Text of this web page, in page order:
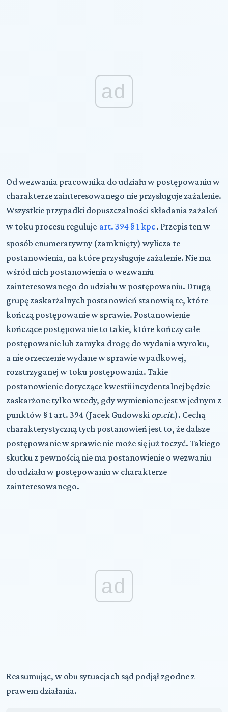
ad
Od wezwania pracownika do udziału w postępowaniu w
charakterze zainteresowanego nie przysługuje zażalenie.
Wszystkie przypadki dopuszczalności składania zażaleń
w toku procesu reguluje art. 394 § 1 kpc. Przepis ten w
sposób enumeratywny (zamknięty) wylicza te
postanowienia, na które przysługuje zażalenie. Nie ma
wśród nich postanowienia o wezwaniu
zainteresowanego do udziału w postępowaniu. Drugą
grupę zaskarżalnych postanowień stanowią te, które
kończą postępowanie w sprawie. Postanowienie
kończące postępowanie to takie, które kończy całe
postępowanie lub zamyka drogę do wydania wyroku,
a nie orzeczenie wydane w sprawie wpadkowej,
rozstrzyganej w toku postępowania. Takie
postanowienie dotyczące kwestii incydentalnej będzie
zaskarżone tylko wtedy, gdy wymienione jest w jednym z
punktów § 1 art. 394 (Jacek Gudowski op.cit.). Cechą
charakterystyczną tych postanowień jest to, że dalsze
postępowanie w sprawie nie może się już toczyć. Takiego
skutku z pewnością nie ma postanowienie o wezwaniu
do udziału w postępowaniu w charakterze
zainteresowanego.
ad
Reasumując, w obu sytuacjach sąd podjął zgodne z
prawem działania.